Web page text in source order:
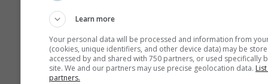
Learn more
Your personal data will be processed and information from
(cookies, unique identifiers, and other device data) may be
accessed by and shared with 750 partners, or used specifically
site. We and our partners may use precise geolocation data.
partners.